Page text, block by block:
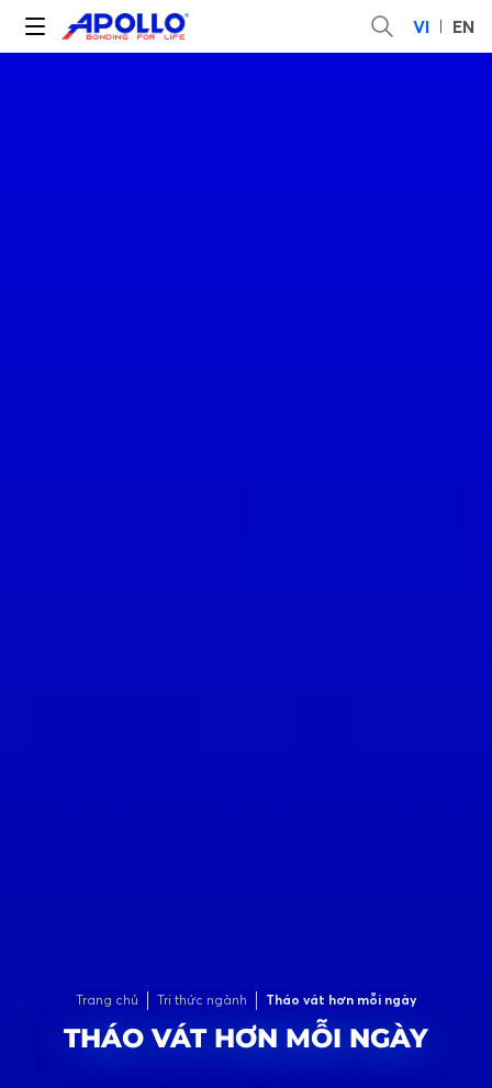
VI EN
Trang chủ Tri thức ngành Tháo vát hơn mỗi ngày
THÁO VÁT HƠN MỖI NGÀY